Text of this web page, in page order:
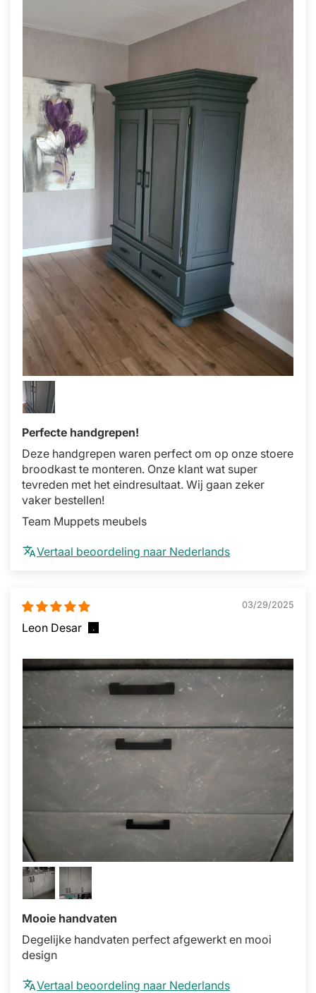
Perfecte handgrepen!
Deze handgrepen waren perfect om op onze stoere
broodkast te monteren. Onze klant wat super
tevreden met het eindresultaat. Wij gaan zeker
vaker bestellen!
Team Muppets meubels
Vertaal beoordeling naar Nederlands
03/29/2025
Leon Desar
Mooie handvaten
Degelijke handvaten perfect afgewerkt en mooi
design
Vertaal beoordeling naar Nederlands